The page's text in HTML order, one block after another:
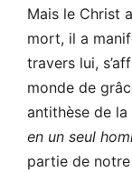
Mais le Christ
mort, il a
travers lui,
monde de
antithèse de la
en un seul
partie de